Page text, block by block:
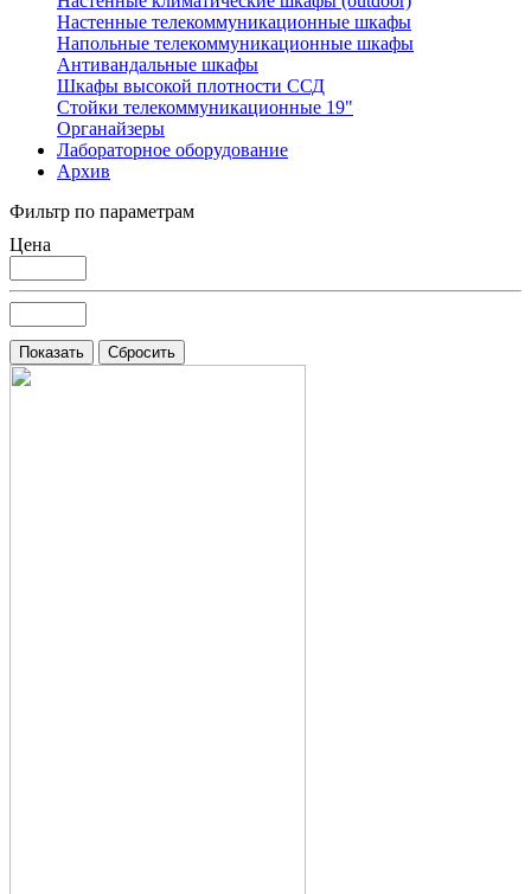
Настенные телекоммуникационные шкафы
Напольные телекоммуникационные шкафы
Антивандальные шкафы
Шкафы высокой плотности ССД
Стойки телекоммуникационные 19"
Органайзеры
Лабораторное оборудование
Архив
Фильтр по параметрам
Цена